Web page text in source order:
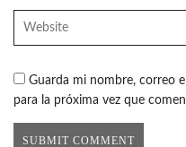
Guarda mi nombre, correo
para la próxima vez que